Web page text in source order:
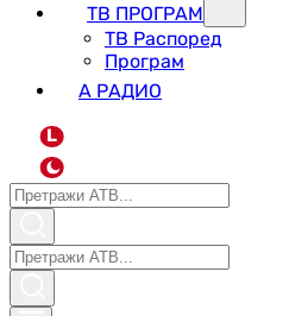
ТВ ПРОГРАМ
ТВ Распоред
Програм
А РАДИО
L